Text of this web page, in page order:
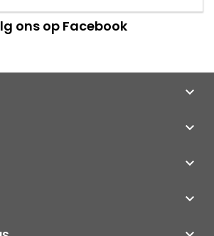
ons op Facebook



